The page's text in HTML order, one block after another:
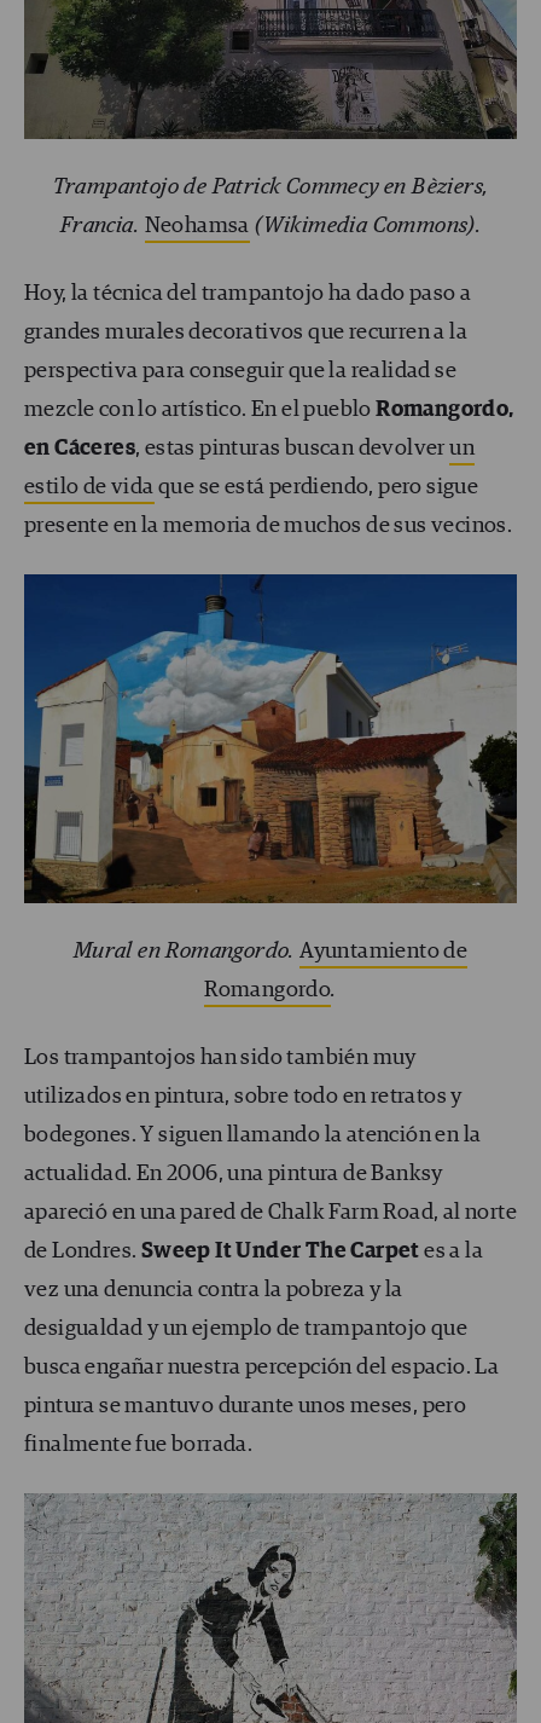
Trampantojo de Patrick Commecy en Bèziers,
Francia. Neohamsa (Wikimedia Commons).
Hoy, la técnica del trampantojo ha dado paso a
grandes murales decorativos que recurren a la
perspectiva para conseguir que la realidad se
mezcle con lo artístico. En el puebloRomangordo,
en Cáceres, estas pinturas buscan devolverun
estilo de vida que se está perdiendo, pero sigue
presente en la memoria de muchos de sus vecinos.
Mural en Romangordo.Ayuntamiento de
Romangordo.
Los trampantojos han sido también muy
utilizados en pintura, sobre todo en retratos y
bodegones. Y siguen llamando la atención en la
actualidad. En 2006, una pintura de Banksy
apareció en una pared de Chalk Farm Road, al norte
de Londres. Sweep It Under The Carpetes a la
vez una denuncia contra la pobreza y la
desigualdad y un ejemplo de trampantojo que
busca engañar nuestra percepción del espacio. La
pintura se mantuvo durante unos meses, pero
finalmente fue borrada.